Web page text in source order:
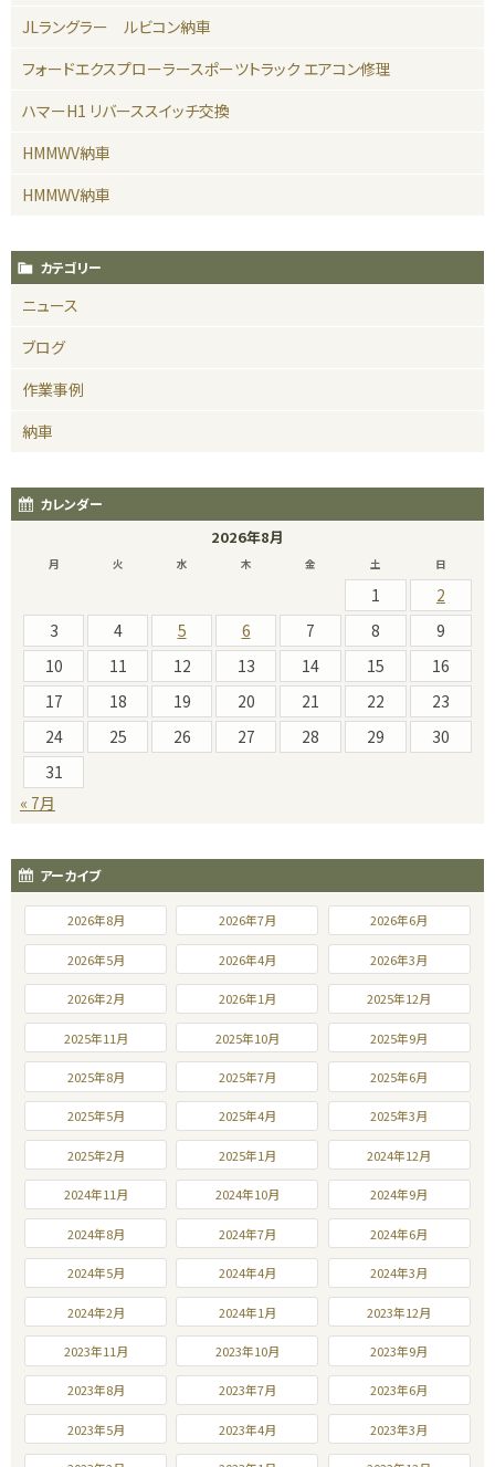
JLラングラー ルビコン納車
フォードエクスプローラースポーツトラック エアコン修理
ハマーH1 リバーススイッチ交換
HMMWV納車
HMMWV納車
カテゴリー
ニュース
ブログ
作業事例
納車
カレンダー
2026年8月
月 火 水 木 金 土 日
1
2
3
4 5 6 7 8
9
10
11 12 13 14 15
16
17
18 19 20 21 22
23
24
25 26 27 28 29
30
31
« 7月
アーカイブ
2026年8月 2026年7月 2026年6月
2026年5月 2026年4月 2026年3月
2026年2月 2026年1月 2025年12月
2025年11月 2025年10月 2025年9月
2025年8月 2025年7月 2025年6月
2025年5月 2025年4月 2025年3月
2025年2月 2025年1月 2024年12月
2024年11月 2024年10月 2024年9月
2024年8月 2024年7月 2024年6月
2024年5月 2024年4月 2024年3月
2024年2月 2024年1月 2023年12月
2023年11月 2023年10月 2023年9月
2023年8月 2023年7月 2023年6月
2023年5月 2023年4月 2023年3月